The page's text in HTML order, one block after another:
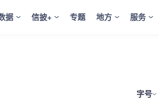
据 信披+ 专题 地方 服务
字号